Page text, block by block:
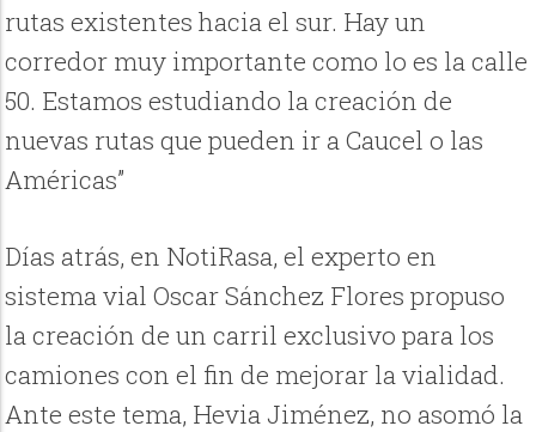
rutas existentes hacia el sur. Hay un
corredor muy importante como lo es la calle
50. Estamos estudiando la creación de
nuevas rutas que pueden ir a Caucel o las
Américas”
Días atrás, en NotiRasa, el experto en
sistema vial Oscar Sánchez Flores propuso
la creación de un carril exclusivo para los
camiones con el fin de mejorar la vialidad.
Ante este tema, Hevia Jiménez, no asomó la